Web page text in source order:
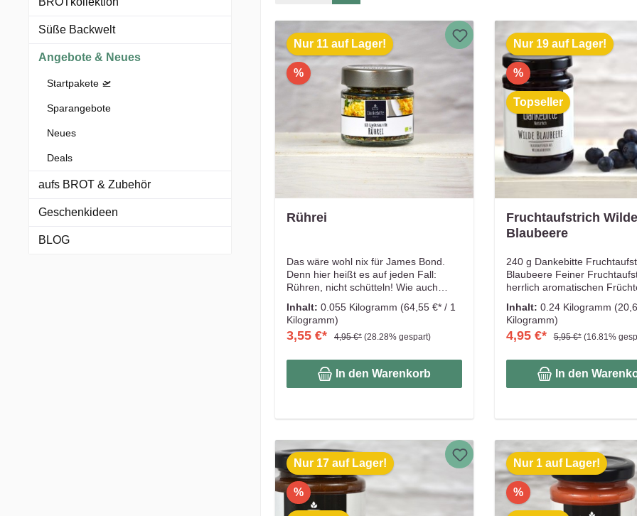
Süße Backwelt
Angebote & Neues
Startpakete 🛫
Sparangebote
Neues
Deals
aufs BROT & Zubehör
Geschenkideen
BLOG
Nur 11 auf Lager!
%
Rührei
Das wäre wohl nix für James Bond.
Denn hier heißt es auf jeden Fall:
Rühren, nicht schütteln! Wie auch
Gewürzsalz passt immer. Rührei,
Omelette und Spiegelei. Oder auch
Eiersalat. 1 Teelöffel reicht für 3 Eier
isst auch 4. Rühren. Rühren. Rühren.
Ab in die Pfanne. Fertig.
Inhalt: 0.055 Kilogramm (64,55 €* / 1
Kilogramm)
3,55 €* 4,95 €* (28.28% gespart)
In den Warenkorb
Nur 19 auf Lager!
%
Topseller
Fruchtaufstrich Wilde
Blaubeere
240 g Dankebitte
Blaubeere Feiner
herrlich aromatischen
Nicht nur auf dem
ein Genuss, auch prima zum
Verfeinern von Gebäcken,
von Hand gerührt, aus
Zutaten. Aus diesem Grund
immer nur kleine Mengen
schmeckt man. Frei von
Aroma- und Farbstoffen.
Inhalt: 0.24 Kilogramm
Kilogramm)
4,95 €* 5,95 €* (16.81%
In den
Nur 17 auf Lager!
%
Nur 1 auf Lager!
%